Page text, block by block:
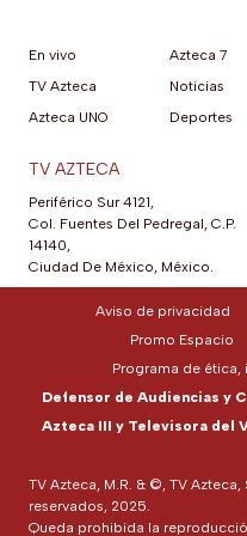
En vivo
TV Azteca
Azteca UNO
Azteca 7
Noticias
Deportes
TV AZTECA
Periférico Sur 4121,
Col. Fuentes Del Pedregal, C.P.
14140,
Ciudad De México, México.
TV Azteca, M.R. & ©, TV
reservados, 2025.
Queda prohibida la
Aviso de privacidad
Promo Espacio
Programa de
Defensor de Audiencias y
Azteca III y Televisora del